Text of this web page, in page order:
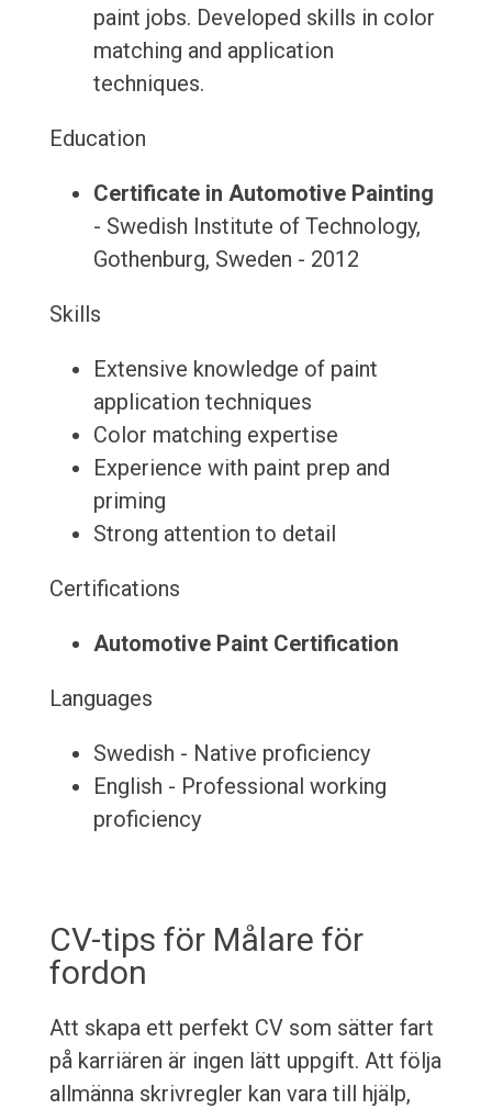
paint jobs. Developed skills in color
matching and application
techniques.
Education
Certificate in Automotive Painting
- Swedish Institute of Technology,
Gothenburg, Sweden - 2012
Skills
Extensive knowledge of paint
application techniques
Color matching expertise
Experience with paint prep and
priming
Strong attention to detail
Certifications
Automotive Paint Certification
Languages
Swedish - Native proficiency
English - Professional working
proficiency
CV-tips för Målare för
fordon
Att skapa ett perfekt CV som sätter fart
på karriären är ingen lätt uppgift. Att följa
allmänna skrivregler kan vara till hjälp,